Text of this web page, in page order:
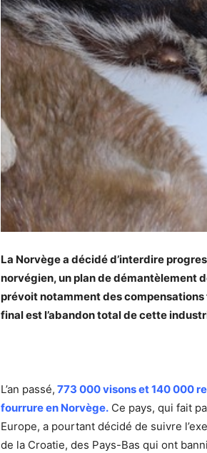
La Norvège a décidé d’interdire
norvégien, un plan de démantèlement
prévoit notamment des
final est l’abandon total de cette
L’an passé, 773 000 visons et 140 000
fourrure en Norvège. Ce pays, qui fait
Europe, a pourtant décidé de suivre
de la Croatie, des Pays-Bas qui ont